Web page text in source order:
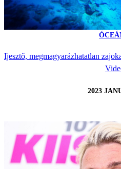
Ijesztő, megmagyarázhatatlan
2023